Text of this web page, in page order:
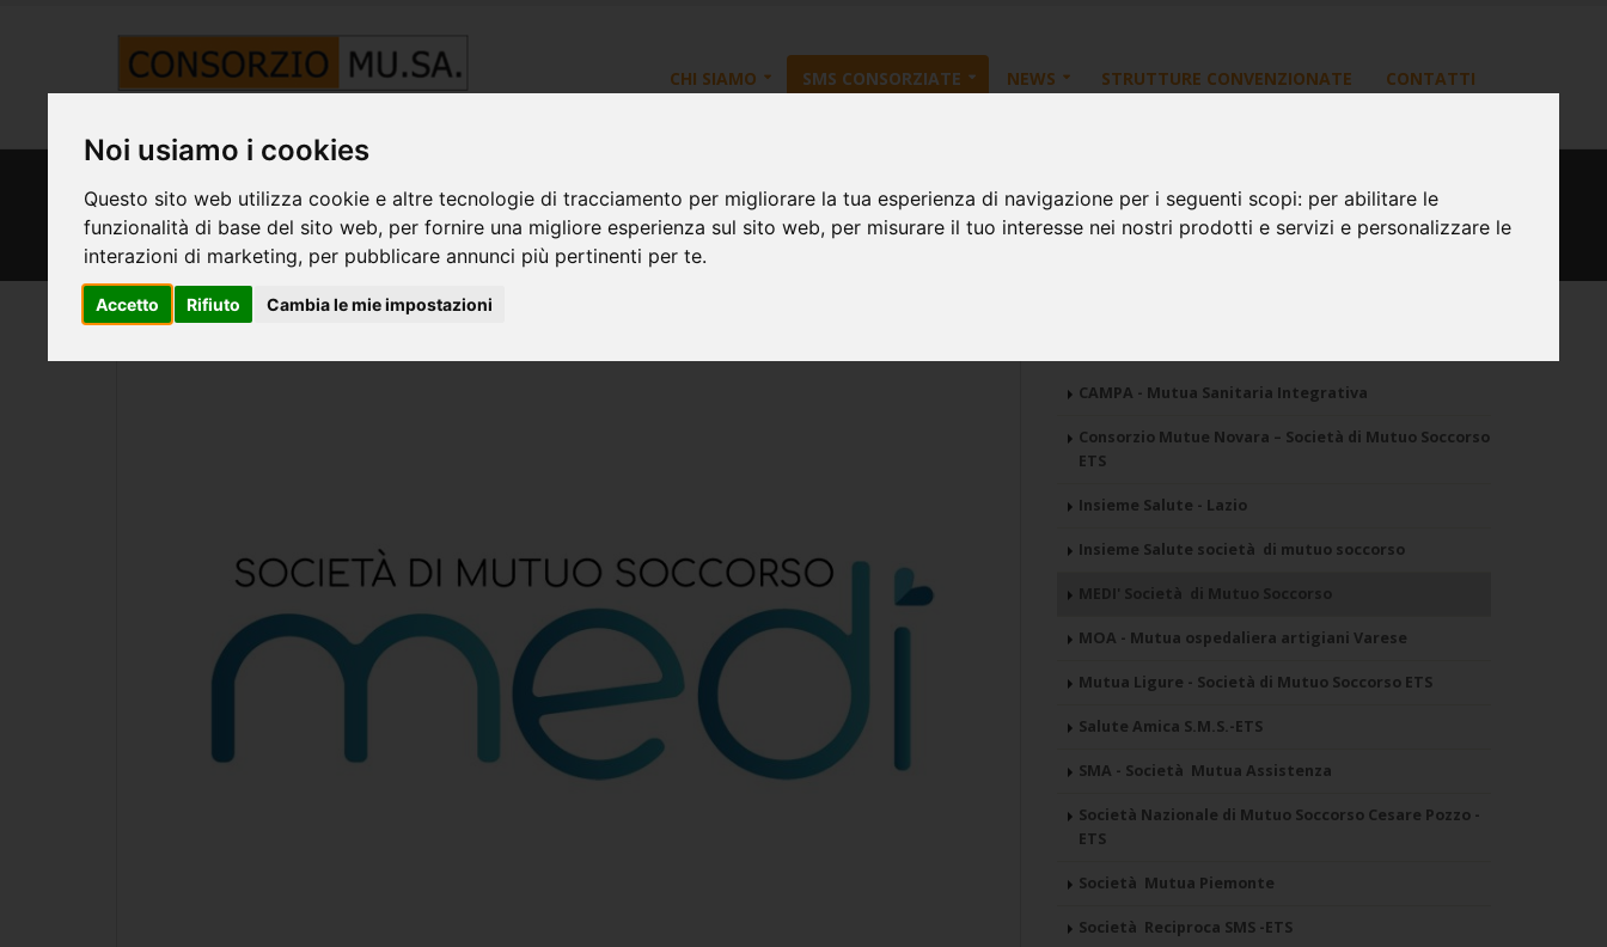
Noi usiamo i cookies
Questo sito web utilizza cookie e altre tecnologie di tracciamento per migliorare la tua esperienza di navigazione per i seguenti scopi: per abilitare le
funzionalità di base del sito web, per fornire una migliore esperienza sul sito web, per misurare il tuo interesse nei nostri prodotti e servizi e personalizzare le
interazioni di marketing, per pubblicare annunci più pertinenti per te.
Accetto Rifiuto Cambia le mie impostazioni
CHI SIAMO SMS CONSORZIATE NEWS STRUTTURE CONVENZIONATE CONTATTI
SMS CONSORZIATE
MEDI' Società di Mutuo Soccorso
CAMPA - Mutua Sanitaria Integrativa
Consorzio Mutue Novara – Società di Mutuo Soccorso
ETS
Insieme Salute - Lazio
Insieme Salute società di mutuo soccorso
MEDI' Società di Mutuo Soccorso
MOA - Mutua ospedaliera artigiani Varese
Mutua Ligure - Società di Mutuo Soccorso ETS
Salute Amica S.M.S.-ETS
SMA - Società Mutua Assistenza
Società Nazionale di Mutuo Soccorso Cesare Pozzo -
ETS
Società Mutua Piemonte
Società Reciproca SMS -ETS